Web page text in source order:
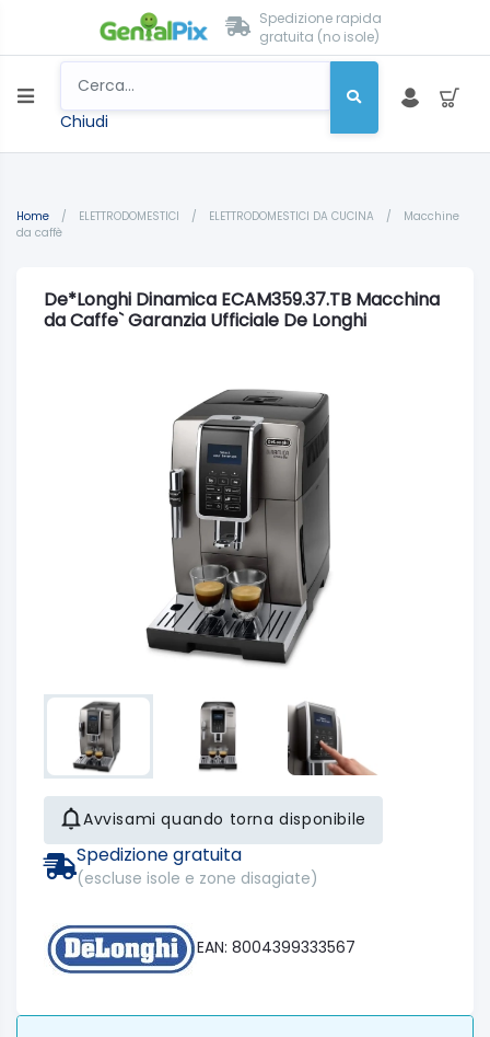
Spedizione rapida
gratuita (no isole)
Chiudi
Home / ELETTRODOMESTICI / ELETTRODOMESTICI DA CUCINA /
Macchine
da caffè
De*Longhi Dinamica ECAM359.37.TB Macchina
da Caffe` Garanzia Ufficiale De Longhi
Avvisami quando torna disponibile
Spedizione gratuita
(escluse isole e zone disagiate)
EAN: 8004399333567